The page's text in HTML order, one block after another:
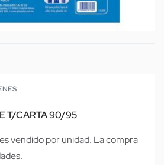
T/CARTA 90/95
vendido por unidad. La compra